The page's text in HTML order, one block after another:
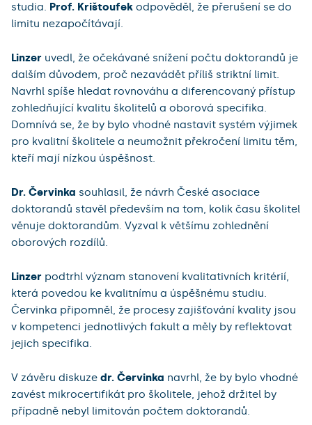
studia. Prof. Krištoufek odpověděl, že přerušení se do
limitu nezapočítávají.
Linzer uvedl, že očekávané snížení počtu doktorandů je
dalším důvodem, proč nezavádět příliš striktní limit.
Navrhl spíše hledat rovnováhu a diferencovaný přístup
zohledňující kvalitu školitelů a oborová specifika.
Domnívá se, že by bylo vhodné nastavit systém výjimek
pro kvalitní školitele a neumožnit překročení limitu těm,
kteří mají nízkou úspěšnost.
Dr. Červinka souhlasil, že návrh České asociace
doktorandů stavěl především na tom, kolik času školitel
věnuje doktorandům. Vyzval k většímu zohlednění
oborových rozdílů.
Linzer podtrhl význam stanovení kvalitativních kritérií,
která povedou ke kvalitnímu a úspěšnému studiu.
Červinka připomněl, že procesy zajišťování kvality jsou
v kompetenci jednotlivých fakult a měly by reflektovat
jejich specifika.
V závěru diskuze dr. Červinka navrhl, že by bylo vhodné
zavést mikrocertifikát pro školitele, jehož držitel by
případně nebyl limitován počtem doktorandů.